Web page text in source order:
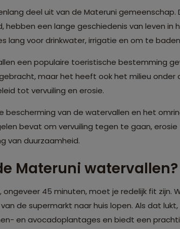
deel uit van de Materuni gemeenschap.
hebben een lange geschiedenis van leven in
lang voor drinkwater, irrigatie en om te
een populaire toeristische bestemming
maar het heeft ook het milieu onder
tot vervuiling en erosie.
van de watervallen en het
bevat om vervuiling tegen te gaan, erosie
van duurzaamheid.
Materuni watervallen?
45 minuten, moet je redelijk fit zijn.
de supermarkt naar huis lopen. Als dat
en avocadoplantages en biedt een